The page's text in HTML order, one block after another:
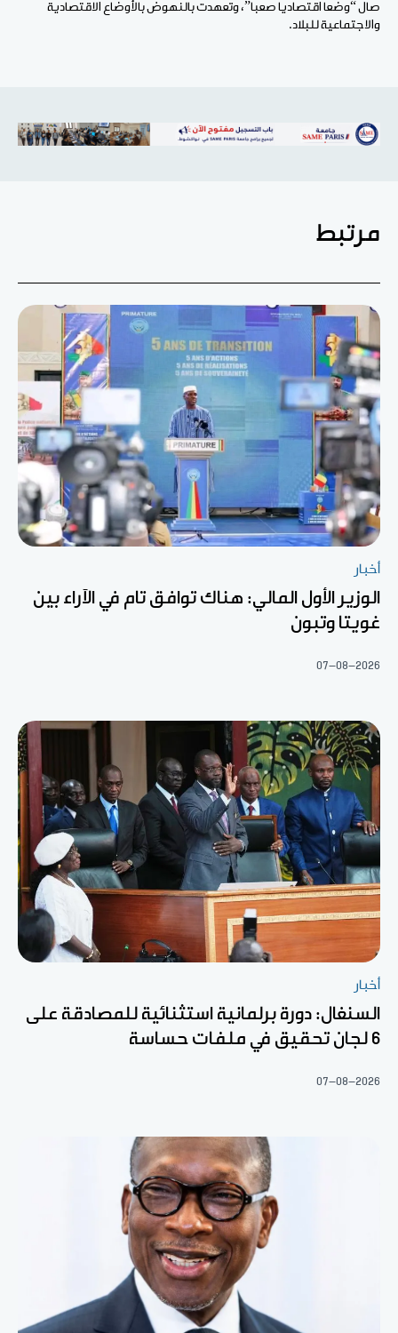
صال “وضعا اقتصاديا صعبا”، وتعهدت بالنهوض بالأوضاع الاقتصادية
والاجتماعية للبلاد.
مرتبط
أخبار
الوزير الأول المالي: هناك توافق تام في الآراء بين
غويتا وتبون
07-08-2026
أخبار
السنغال: دورة برلمانية استثنائية للمصادقة على
6 لجان تحقيق في ملفات حساسة
07-08-2026